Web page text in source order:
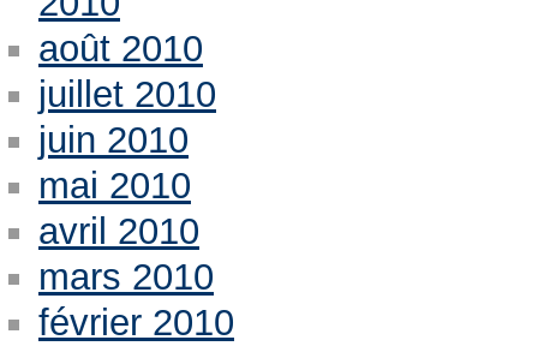
août 2010
juillet 2010
juin 2010
mai 2010
avril 2010
mars 2010
février 2010